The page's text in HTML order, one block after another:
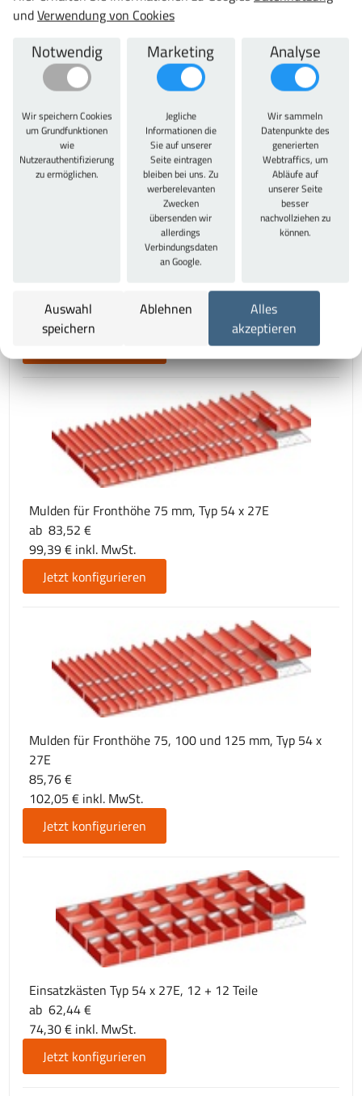
PE-Schaumstoffeinlagen blanko
ab 32,27 €
38,40 € inkl. MwSt.
Jetzt konfigurieren
ab 21,79 €
25,93 € inkl. MwSt.
Mulden für Fronthöhe 75 mm, Typ 54 x 27E
ab 83,52 €
99,39 € inkl. MwSt.
Jetzt konfigurieren
Mulden für Fronthöhe 75, 100 und 125 mm, Typ 54 x
27E
85,76 €
102,05 € inkl. MwSt.
Jetzt konfigurieren
Einsatzkästen Typ 54 x 27E, 12 + 12 Teile
ab 62,44 €
74,30 € inkl. MwSt.
Jetzt konfigurieren
undVerwendung von Cookies
Notwendig
Wir speichern Cookies
um Grundfunktionen
wie
Nutzerauthentifizierung
zu ermöglichen.
Marketing
Jegliche
Informationen die
Sie auf unserer
Seite eintragen
bleiben bei uns. Zu
werberelevanten
Zwecken
übersenden wir
allerdings
Verbindungsdaten
an Google.
Analyse
Wir sammeln
Datenpunkte des
generierten
Webtraffics, um
Abläufe auf
unserer Seite
besser
nachvollziehen zu
können.
Auswahl
speichern
Ablehnen
Alles
akzeptieren